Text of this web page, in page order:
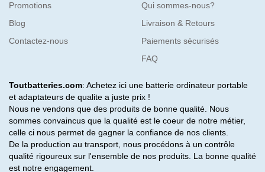
Promotions
Blog
Contactez-nous
Qui sommes-nous?
Livraison & Retours
Paiements sécurisés
FAQ
Toutbatteries.com: Achetez ici une batterie ordinateur portable
et adaptateurs de qualite a juste prix !
Nous ne vendons que des produits de bonne qualité. Nous
sommes convaincus que la qualité est le coeur de notre métier,
celle ci nous permet de gagner la confiance de nos clients.
De la production au transport, nous procédons à un contrôle
qualité rigoureux sur l'ensemble de nos produits. La bonne qualité
est notre engagement.